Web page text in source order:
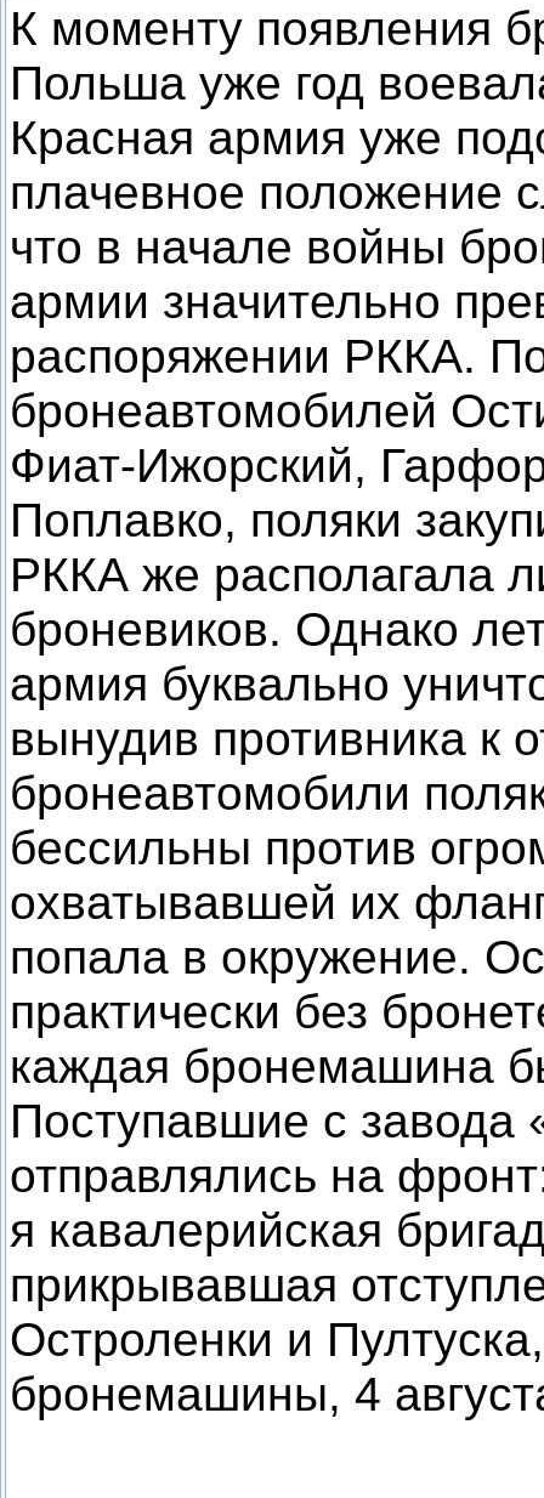
К моменту появления
Польша уже год
Красная армия уже
плачевное положение
что в начале войны
армии значительно
распоряжении РККА.
бронеавтомобилей
Фиат-Ижорский,
Поплавко, поляки
РККА же располагала
броневиков. Однако
армия буквально
вынудив противника к
бронеавтомобили
бессильны против
охватывавшей их
попала в окружение.
практически без
каждая бронемашина
Поступавшие с
отправлялись на
я кавалерийская
прикрывавшая
Остроленки и
бронемашины, 4